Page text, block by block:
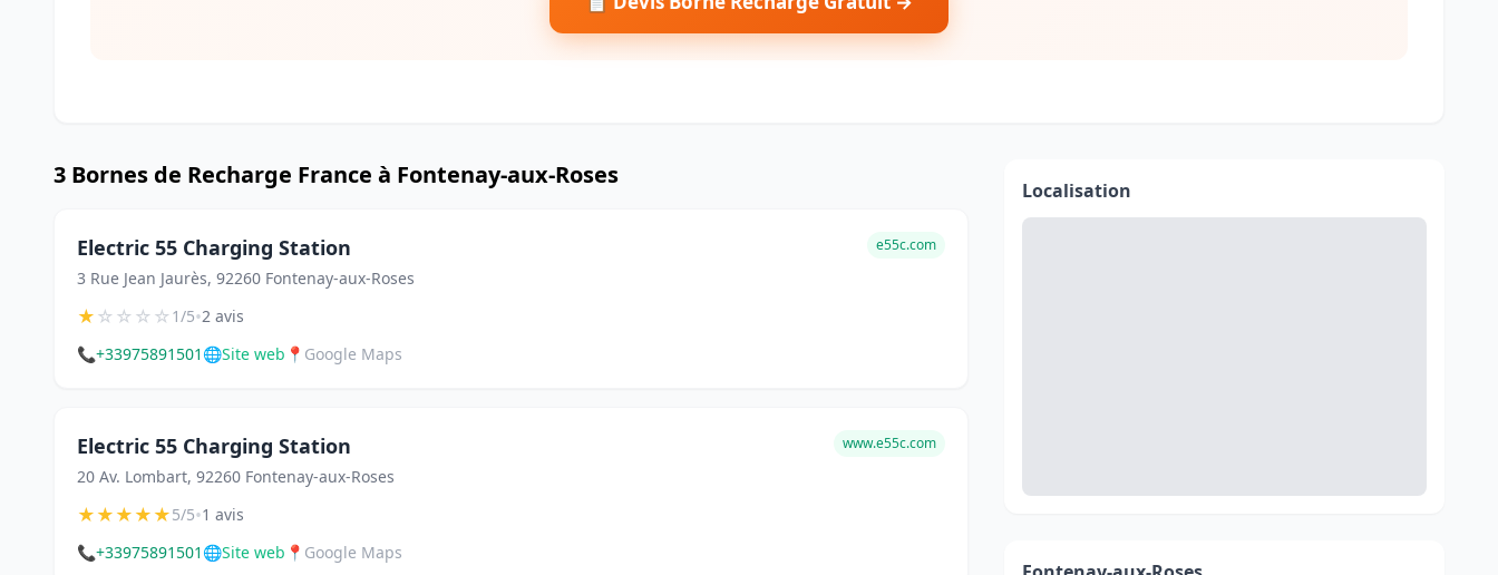
3 Bornes de Recharge France à Fontenay-aux-Roses
Electric 55 Charging Station
3 Rue Jean Jaurès, 92260 Fontenay-aux-Roses
e55c.com
★☆☆☆☆1/5•2 avis
📞+33975891501 🌐Site web 📍 Google Maps
Electric 55 Charging Station
20 Av. Lombart, 92260 Fontenay-aux-Roses
www.e55c.com
★★★★★5/5•1 avis
📞+33975891501 🌐Site web 📍 Google Maps
Localisation